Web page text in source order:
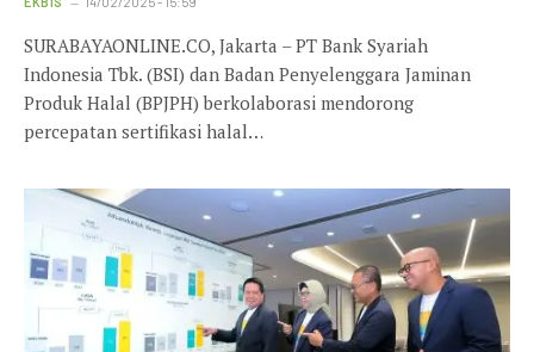
SURABAYAONLINE.CO, Jakarta – PT Bank Syariah
Indonesia Tbk. (BSI) dan Badan Penyelenggara Jaminan
Produk Halal (BPJPH) berkolaborasi mendorong
percepatan sertifikasi halal…